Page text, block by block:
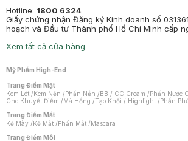
Hotline: 1800 6324
Giấy chứng nhận Đăng ký Kinh doanh số
hoạch và Đầu tư Thành phố Hồ Chí Minh cấp
Xem tất cả cửa hàng
Mỹ Phẩm High-End
Trang Điểm Mặt
Kem Lót /Kem Nền /Phấn Nền /BB / CC Cream /Phấn Nước
Che Khuyết Điểm /Má Hồng /Tạo Khối / Highlight /Phấn Phủ
Trang Điểm Mắt
Kẻ Mày /Kẻ Mắt /Phấn Mắt /Mascara
Trang Điểm Môi